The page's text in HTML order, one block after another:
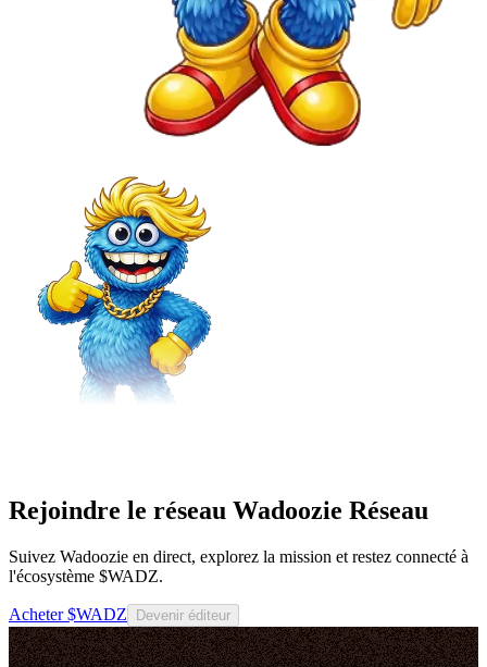
Rejoindre le réseau Wadoozie Réseau
Suivez Wadoozie en direct, explorez la mission et restez connecté à
l'écosystème $WADZ.
Acheter $WADZ Devenir éditeur